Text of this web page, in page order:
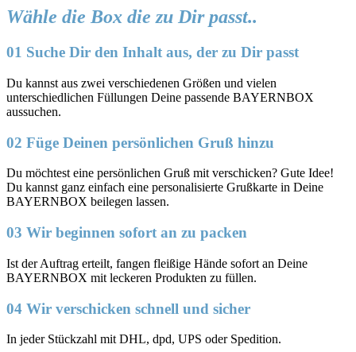
Wähle die Box die zu Dir passt..
01 Suche Dir den Inhalt aus, der zu Dir passt
Du kannst aus zwei verschiedenen Größen und vielen
unterschiedlichen Füllungen Deine passende BAYERNBOX
aussuchen.
02 Füge Deinen persönlichen Gruß hinzu
Du möchtest eine persönlichen Gruß mit verschicken? Gute Idee!
Du kannst ganz einfach eine personalisierte Grußkarte in Deine
BAYERNBOX beilegen lassen.
03 Wir beginnen sofort an zu packen
Ist der Auftrag erteilt, fangen fleißige Hände sofort an Deine
BAYERNBOX mit leckeren Produkten zu füllen.
04 Wir verschicken schnell und sicher
In jeder Stückzahl mit DHL, dpd, UPS oder Spedition.